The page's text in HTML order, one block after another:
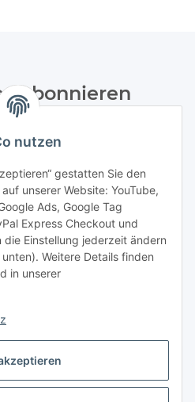
nutzen
gestatten Sie den
unserer Website: YouTube,
Ads, Google Tag
Express Checkout und
die Einstellung jederzeit ändern
Weitere Details finden
in unserer
Abonnieren
und jederzeit widerruflich
Abonnieren
widerrufen